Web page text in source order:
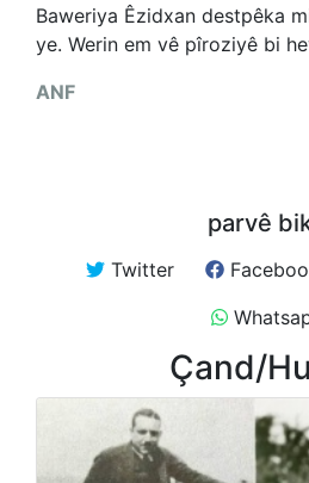
Baweriya Êzidxan destpêka
ye. Werin em vê pîroziyê bi
ANF
parvê
Twitter
Çand/